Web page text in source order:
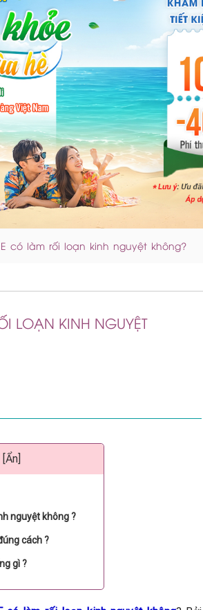
có làm rối loạn kinh nguyệt không?
LOẠN KINH NGUYỆT
[Ẩn]
nguyệt không ?
cách ?
gì ?